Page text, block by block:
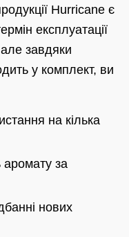
Hurricane є
експлуатації
завдяки
у комплект, ви
на кілька
аромату за
нових